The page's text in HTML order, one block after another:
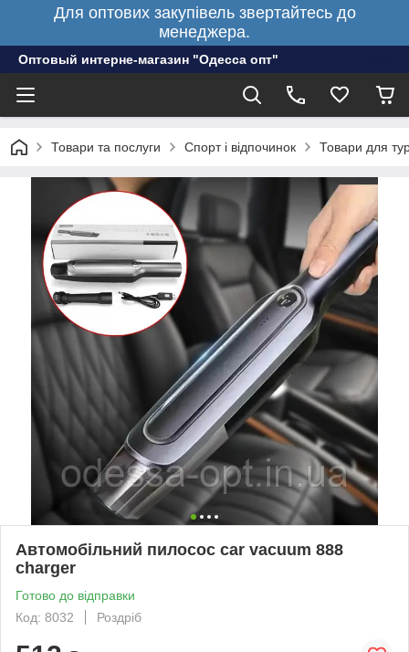
Для оптових закупівель звертайтесь до
менеджера.
Оптовый интерне-магазин "Одесса опт"
Товари та послуги Спорт і відпочинок Товари для
Автомобільний пилосос car vacuum 888
charger
Готово до відправки
Код: 8032
Роздріб